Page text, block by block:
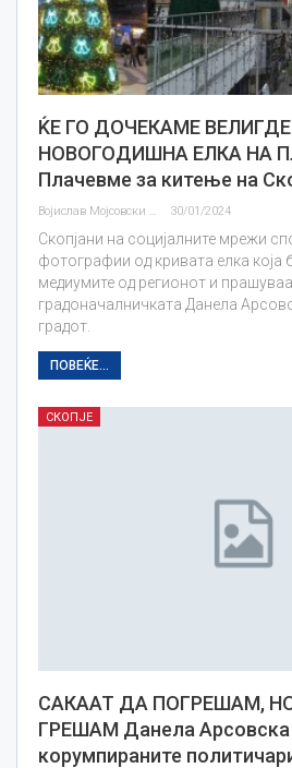
ЌЕ ГО ДОЧЕКАМЕ
НОВОГОДИШНА ЕЛКА НА
Плачевме за китење на
Војислав Мојсовски 30/01/2024
Скопјани на социјалните мрежи
фотографии од кривата елка која
медиумите од регионот и
градоначалничката Данела
градот.
ПОВЕЌЕ...
СКОПЈЕ
САКААТ ДА ПОГРЕШАМ,
ГРЕШАМ Данела Арсовска
корумпираните